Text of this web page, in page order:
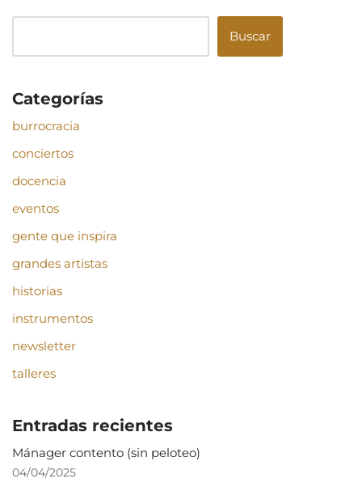
Buscar
Categorías
burrocracia
conciertos
docencia
eventos
gente que inspira
grandes artistas
historias
instrumentos
newsletter
talleres
Entradas recientes
Mánager contento (sin peloteo)
04/04/2025